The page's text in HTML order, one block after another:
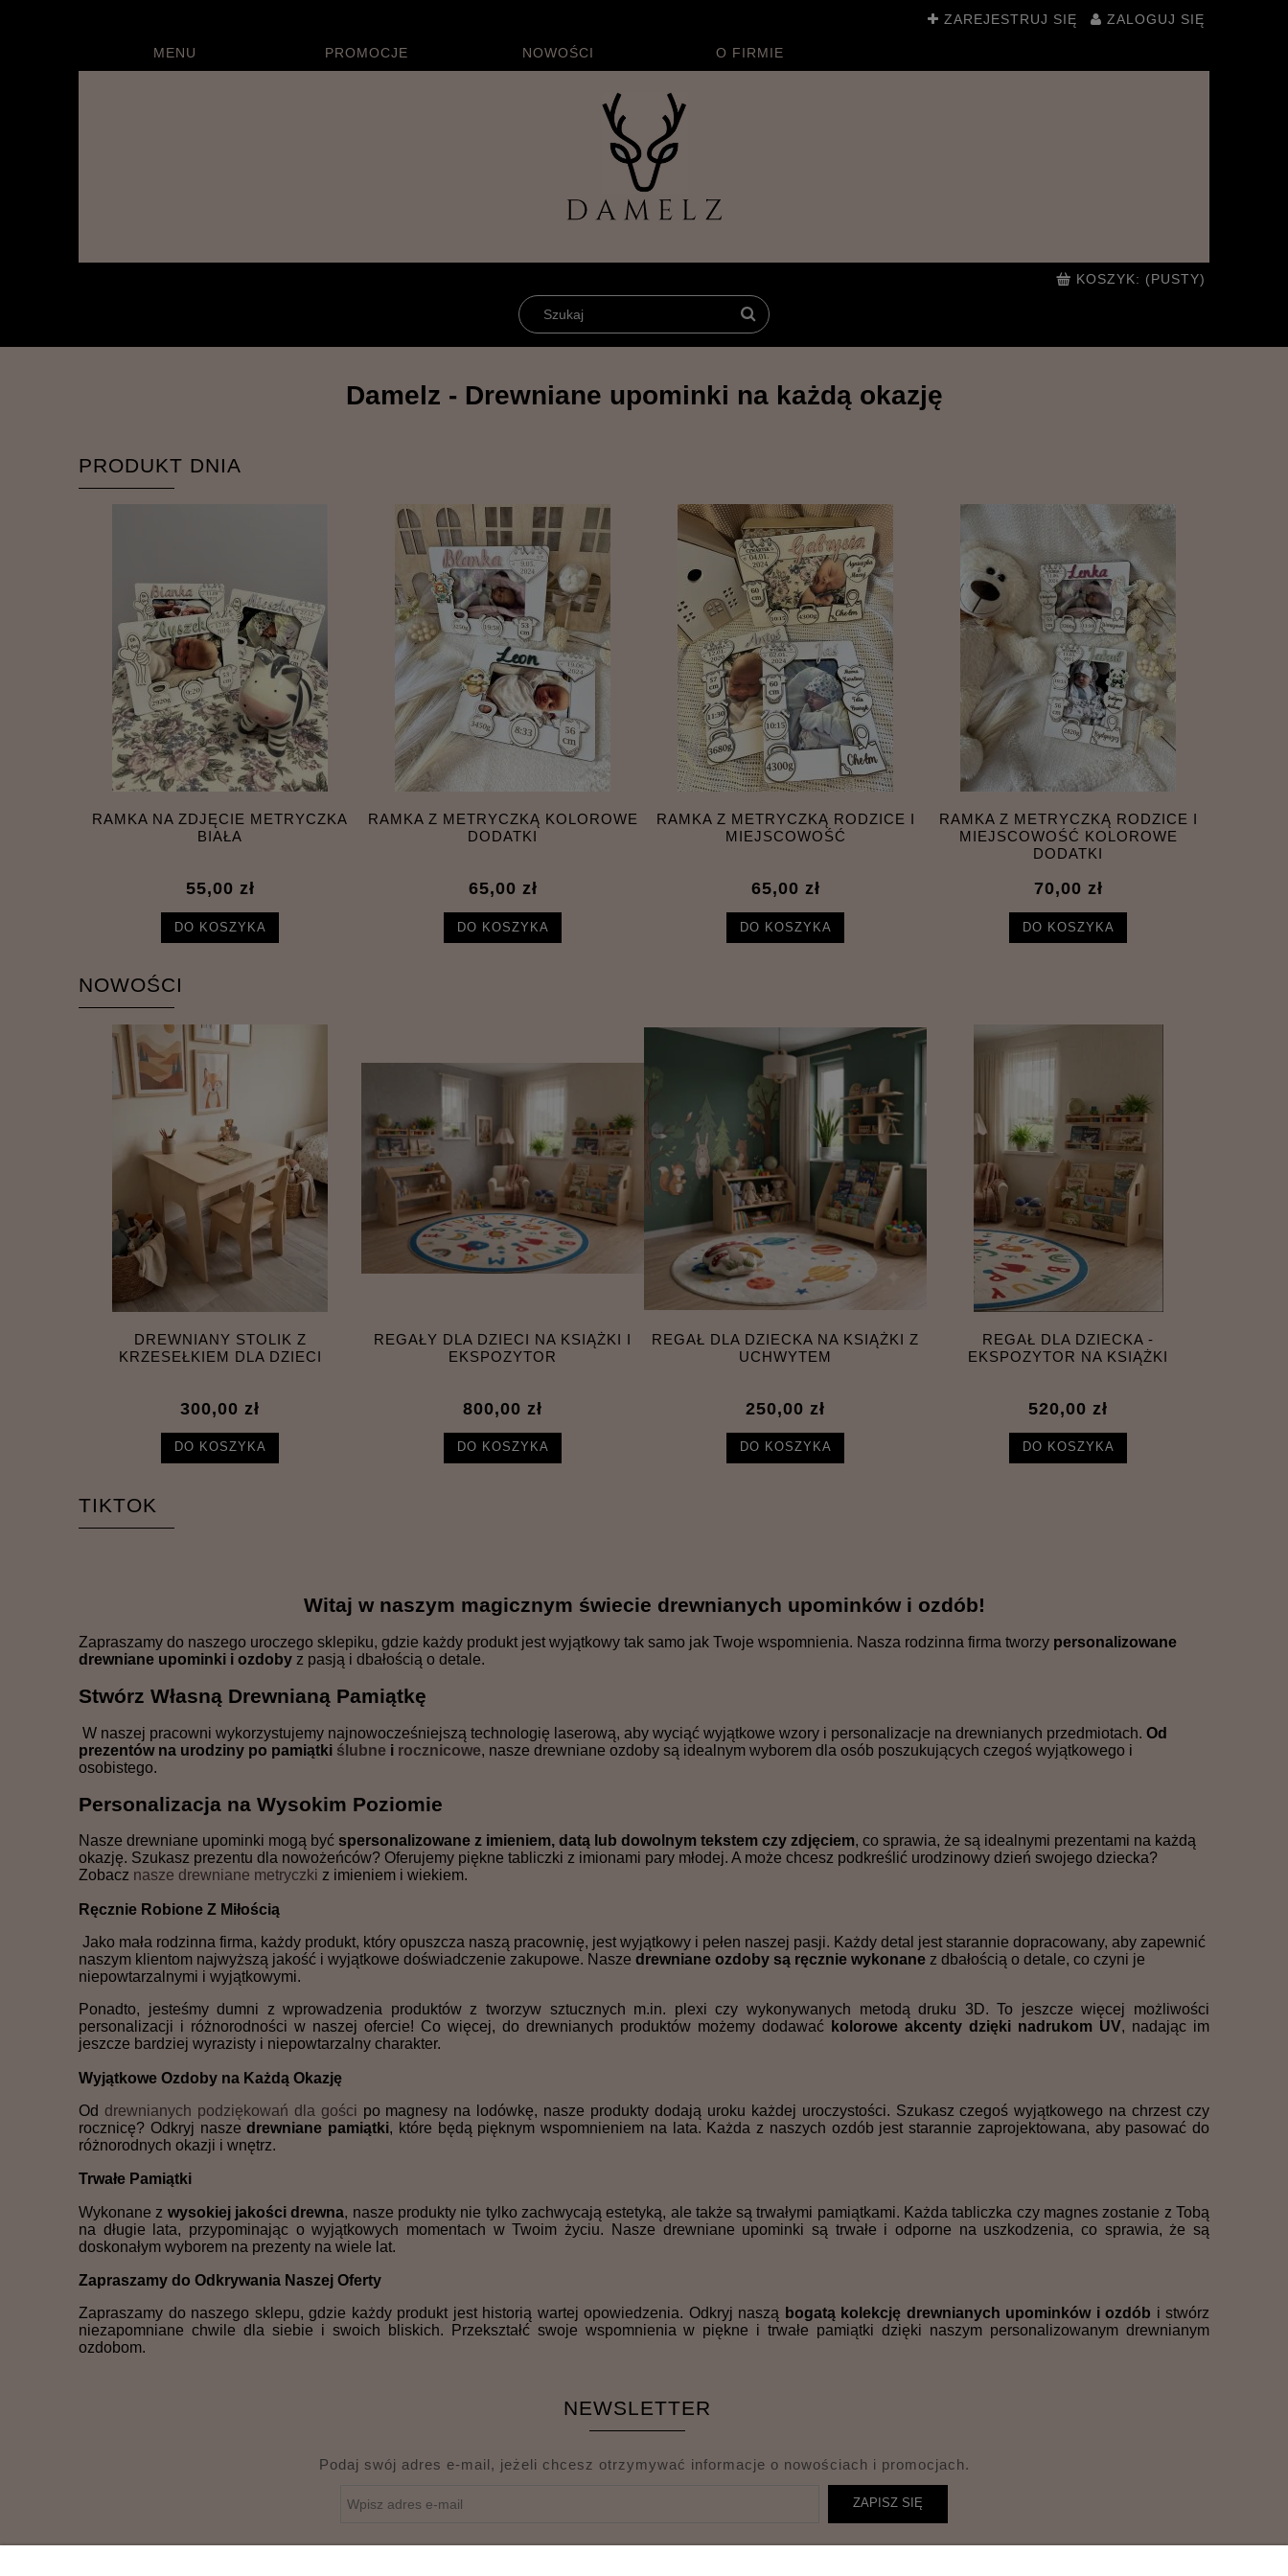
ZAREJESTRUJ SIĘ ZALOGUJ SIĘ
MENU PROMOCJE NOWOŚCI O FIRMIE
KOSZYK: (PUSTY)
Personalizowane drewniane upominki i prezenty z graweremDamelz - Drewniane upominki na każdą okazję
PRODUKT DNIA
RAMKA NA ZDJĘCIE METRYCZKA
BIAŁA
55,00 zł
DO KOSZYKA
RAMKA Z METRYCZKĄ KOLOROWE
DODATKI
65,00 zł
DO KOSZYKA
RAMKA Z METRYCZKĄ RODZICE I
MIEJSCOWOŚĆ
65,00 zł
DO KOSZYKA
RAMKA Z METRYCZKĄ RODZICE I
MIEJSCOWOŚĆ KOLOROWE
DODATKI
70,00 zł
DO KOSZYKA
NOWOŚCI
DREWNIANY STOLIK Z
KRZESEŁKIEM DLA DZIECI
300,00 zł
DO KOSZYKA
REGAŁY DLA DZIECI NA KSIĄŻKI I
EKSPOZYTOR
800,00 zł
DO KOSZYKA
REGAŁ DLA DZIECKA NA KSIĄŻKI Z
UCHWYTEM
250,00 zł
DO KOSZYKA
REGAŁ DLA DZIECKA -
EKSPOZYTOR NA KSIĄŻKI
520,00 zł
DO KOSZYKA
TIKTOK
Witaj w naszym magicznym świecie drewnianych upominków i ozdób!
Zapraszamy do naszego uroczego sklepiku, gdzie każdy produkt jest wyjątkowy tak samo jak Twoje wspomnienia. Nasza rodzinna firma tworzy personalizowane
drewniane upominki i ozdoby z pasją i dbałością o detale.
Stwórz Własną Drewnianą Pamiątkę
W naszej pracowni wykorzystujemy najnowocześniejszą technologię laserową, aby wyciąć wyjątkowe wzory i personalizacje na drewnianych przedmiotach. Od
prezentów na urodziny po pamiątki ślubne i rocznicowe, nasze drewniane ozdoby są idealnym wyborem dla osób poszukujących czegoś wyjątkowego i
osobistego.
Personalizacja na Wysokim Poziomie
Nasze drewniane upominki mogą być spersonalizowane z imieniem, datą lub dowolnym tekstem czy zdjęciem, co sprawia, że są idealnymi prezentami na każdą
okazję. Szukasz prezentu dla nowożeńców? Oferujemy piękne tabliczki z imionami pary młodej. A może chcesz podkreślić urodzinowy dzień swojego dziecka?
Zobacz nasze drewniane metryczki z imieniem i wiekiem.
Ręcznie Robione Z Miłością
Jako mała rodzinna firma, każdy produkt, który opuszcza naszą pracownię, jest wyjątkowy i pełen naszej pasji. Każdy detal jest starannie dopracowany, aby zapewnić
naszym klientom najwyższą jakość i wyjątkowe doświadczenie zakupowe. Nasze drewniane ozdoby są ręcznie wykonane z dbałością o detale, co czyni je
niepowtarzalnymi i wyjątkowymi.
Ponadto, jesteśmy dumni z wprowadzenia produktów z tworzyw sztucznych m.in. plexi czy wykonywanych metodą druku 3D. To jeszcze więcej możliwości
personalizacji i różnorodności w naszej ofercie! Co więcej, do drewnianych produktów możemy dodawać kolorowe akcenty dzięki nadrukom UV, nadając im
jeszcze bardziej wyrazisty i niepowtarzalny charakter.
Wyjątkowe Ozdoby na Każdą Okazję
Od drewnianych podziękowań dla gości po magnesy na lodówkę, nasze produkty dodają uroku każdej uroczystości. Szukasz czegoś wyjątkowego na chrzest czy
rocznicę? Odkryj naszedrewniane pamiątki, które będą pięknym wspomnieniem na lata. Każda z naszych ozdób jest starannie zaprojektowana, aby pasować do
różnorodnych okazji i wnętrz.
Trwałe Pamiątki
Wykonane z wysokiej jakości drewna, nasze produkty nie tylko zachwycają estetyką, ale także są trwałymi pamiątkami. Każda tabliczka czy magnes zostanie z Tobą
na długie lata, przypominając o wyjątkowych momentach w Twoim życiu. Nasze drewniane upominki są trwałe i odporne na uszkodzenia, co sprawia, że są
doskonałym wyborem na prezenty na wiele lat.
Zapraszamy do Odkrywania Naszej Oferty
Zapraszamy do naszego sklepu, gdzie każdy produkt jest historią wartej opowiedzenia. Odkryj naszą bogatą kolekcję drewnianych upominków i ozdób i stwórz
niezapomniane chwile dla siebie i swoich bliskich. Przekształć swoje wspomnienia w piękne i trwałe pamiątki dzięki naszym personalizowanym drewnianym
ozdobom.
NEWSLETTER
Podaj swój adres e-mail, jeżeli chcesz otrzymywać informacje o nowościach i promocjach.
ZAPISZ SIĘ